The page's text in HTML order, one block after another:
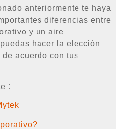
anteriormente te haya
diferencias entre
y un aire
hacer la elección
acuerdo con tus
：